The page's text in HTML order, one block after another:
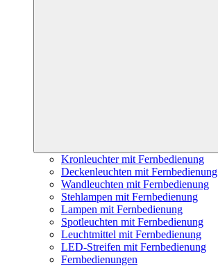
Kronleuchter mit Fernbedienung
Deckenleuchten mit Fernbedienung
Wandleuchten mit Fernbedienung
Stehlampen mit Fernbedienung
Lampen mit Fernbedienung
Spotleuchten mit Fernbedienung
Leuchtmittel mit Fernbedienung
LED-Streifen mit Fernbedienung
Fernbedienungen